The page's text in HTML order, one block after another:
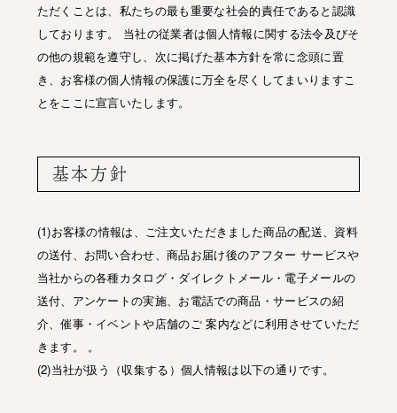
ただくことは、私たちの最も重要な社会的責任であると認識
しております。 当社の従業者は個人情報に関する法令及びそ
の他の規範を遵守し、次に掲げた基本方針を常に念頭に置
き、お客様の個人情報の保護に万全を尽くしてまいりますこ
とをここに宣言いたします。
基本方針
(1)お客様の情報は、ご注文いただきました商品の配送、資料
の送付、お問い合わせ、商品お届け後のアフター サービスや
当社からの各種カタログ・ダイレクトメール・電子メールの
送付、アンケートの実施、お電話での商品・サービスの紹
介、催事・イベントや店舗のご 案内などに利用させていただ
きます。 。
(2)当社が扱う（収集する）個人情報は以下の通りです。